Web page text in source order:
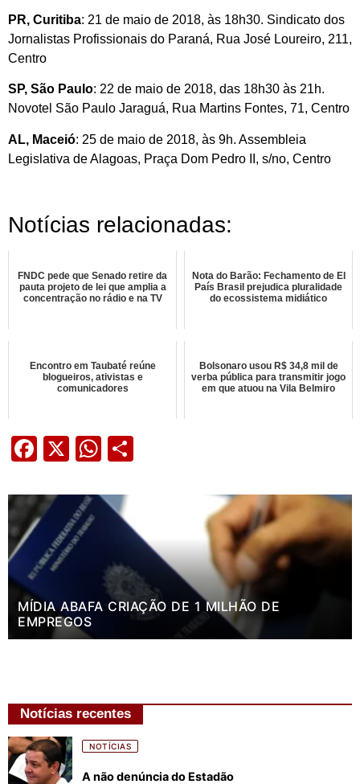
PR, Curitiba: 21 de maio de 2018, às 18h30. Sindicato dos
Jornalistas Profissionais do Paraná, Rua José Loureiro, 211,
Centro
SP, São Paulo: 22 de maio de 2018, das 18h30 às 21h.
Novotel São Paulo Jaraguá, Rua Martins Fontes, 71, Centro
AL, Maceió: 25 de maio de 2018, às 9h. Assembleia
Legislativa de Alagoas, Praça Dom Pedro II, s/no, Centro
Notícias relacionadas:
FNDC pede que Senado retire da
pauta projeto de lei que amplia a
concentração no rádio e na TV
Nota do Barão: Fechamento de El
País Brasil prejudica pluralidade
do ecossistema midiático
Encontro em Taubaté reúne
blogueiros, ativistas e
comunicadores
Bolsonaro usou R$ 34,8 mil de
verba pública para transmitir jogo
em que atuou na Vila Belmiro
Facebook
X WhatsApp
MÍDIA ABAFA CRIAÇÃO DE 1 MILHÃO DE
EMPREGOS
Notícias recentes
NOTÍCIAS
A não denúncia do Estadão